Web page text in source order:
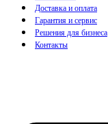
Доставка и оплата
Гарантия и сервис
Решения для бизнеса
Контакты